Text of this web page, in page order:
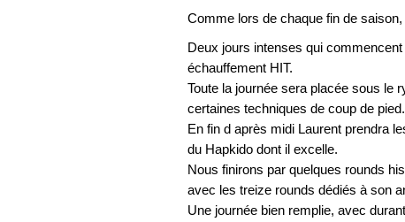
Comme lors de chaque fin de
Deux jours intenses qui
échauffement HIT.
Toute la journée sera placée sous le
certaines techniques de coup de pied.
En fin d après midi Laurent prendra
du Hapkido dont il excelle.
Nous finirons par quelques rounds
avec les treize rounds dédiés à son
Une journée bien remplie, avec